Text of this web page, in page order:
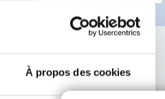
À propos des cookies